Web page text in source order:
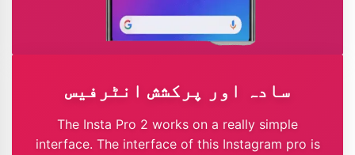
سادہ اور پرکشش انٹرفیس
The Insta Pro 2 works on a really simple
interface. The interface of this Instagram pro is